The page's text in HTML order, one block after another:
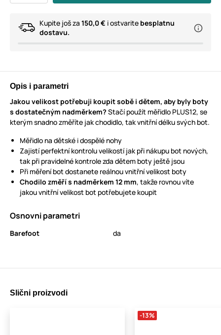
Kupite još za 150,0 € i ostvarite besplatnu
dostavu.
Opis i parametri
Jakou velikost potřebuji koupit sobě i dětem, aby byly boty
s dostatečným nadměrkem? Stačí použít měřidlo PLUS12, se
kterým snadno změříte jak chodidlo, tak vnitřní délku svých bot.
Měřidlo na dětské i dospělé nohy
Zajistí perfektní kontrolu velikostí jak při nákupu bot nových,
tak při pravidelné kontrole zda dětem boty ještě jsou
Při měření bot dostanete reálnou vnitřní velikost boty
Chodilo změří s nadměrkem 12 mm, takže rovnou víte
jakou vnitřní velikost bot potřebujete koupit
Osnovni parametri
Barefoot da
Slični proizvodi
-13%